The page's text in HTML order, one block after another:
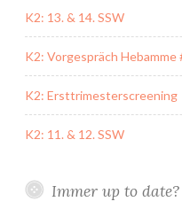
K2: 13. & 14. SSW
K2: Vorgespräch Hebamme
K2: Ersttrimesterscreening
K2: 11. & 12. SSW
Immer up to